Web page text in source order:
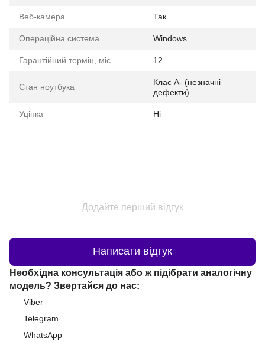
Веб-камера Так
Операційна система Windows
Гарантійний термін, міс. 12
Стан ноутбука
Клас A- (незначні
дефекти)
Уцінка Ні
Додайте перший відгук
Написати відгук
Необхідна консультація або ж підібрати аналогічну
модель? Звертайся до нас:
Viber
Telegram
WhatsApp